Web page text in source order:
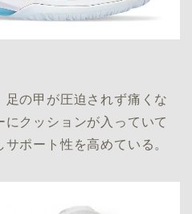
足の甲が圧迫されず痛くな
にクッションが入っていて
ポート性を高めている。